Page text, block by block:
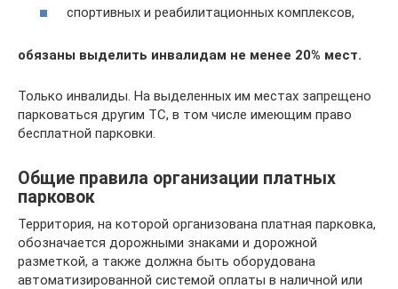
спортивных и реабилитационных комплексов,
обязаны выделить инвалидам не менее 20% мест.
Только инвалиды. На выделенных им местах запрещено
парковаться другим ТС, в том числе имеющим право
бесплатной парковки.
Общие правила организации платных
парковок
Территория, на которой организована платная парковка,
обозначается дорожными знаками и дорожной
разметкой, а также должна быть оборудована
автоматизированной системой оплаты в наличной или